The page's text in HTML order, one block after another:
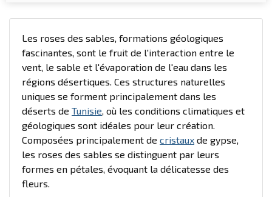
Les roses des sables, formations géologiques
fascinantes, sont le fruit de l'interaction entre le
vent, le sable et l'évaporation de l'eau dans les
régions désertiques. Ces structures naturelles
uniques se forment principalement dans les
déserts de Tunisie, où les conditions climatiques et
géologiques sont idéales pour leur création.
Composées principalement de cristaux de gypse,
les roses des sables se distinguent par leurs
formes en pétales, évoquant la délicatesse des
fleurs.